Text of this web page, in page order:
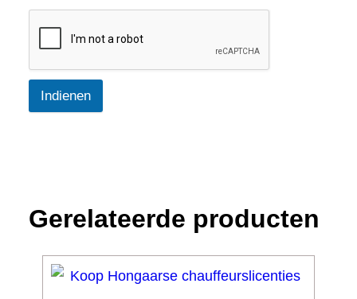
Indienen
Gerelateerde producten